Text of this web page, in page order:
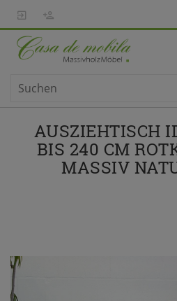
AUSZIEHTISCH
BIS 240 CM
MASSIV